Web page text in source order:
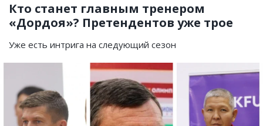
Кто станет главным тренером
«Дордоя»? Претендентов уже трое
Уже есть интрига на следующий сезон